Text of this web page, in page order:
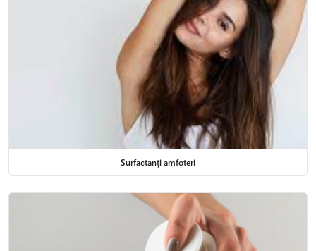
Surfactanți amfoteri